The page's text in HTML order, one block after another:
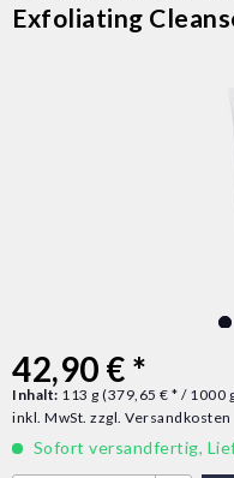
Exfoliating
42,90 € *
Inhalt: 113 g (379,65 € * / 1000
inkl. MwSt. zzgl. Versandkosten
Sofort versandfertig,